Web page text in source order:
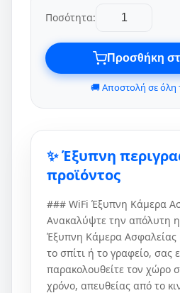
Ποσότητα:
Προσθήκη
🚚 Αποστολή σε όλη
✨ Έξυπνη
προϊόντος
### WiFi Έξυπνη Κάμερα
Ανακαλύψτε την απόλυτη
Έξυπνη Κάμερα Ασφαλείας
το σπίτι ή το γραφείο, σας
παρακολουθείτε τον χώρο
χρόνο, απευθείας από το